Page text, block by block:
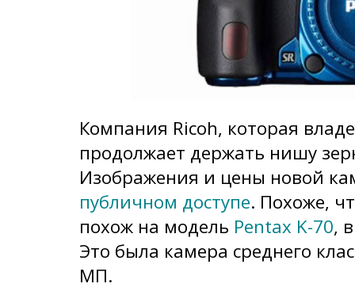
Компания Ricoh, которая
продолжает держать нишу
Изображения и цены новой
публичном доступе. Похоже,
похож на модель Pentax K-70,
Это была камера среднего
МП.